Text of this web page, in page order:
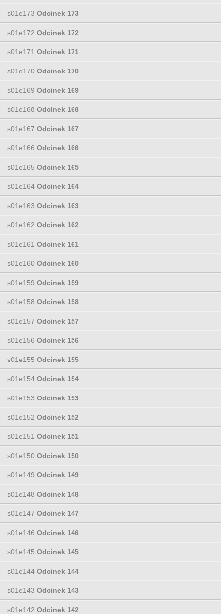
s01e173 Odcinek 173
s01e172 Odcinek 172
s01e171 Odcinek 171
s01e170 Odcinek 170
s01e169 Odcinek 169
s01e168 Odcinek 168
s01e167 Odcinek 167
s01e166 Odcinek 166
s01e165 Odcinek 165
s01e164 Odcinek 164
s01e163 Odcinek 163
s01e162 Odcinek 162
s01e161 Odcinek 161
s01e160 Odcinek 160
s01e159 Odcinek 159
s01e158 Odcinek 158
s01e157 Odcinek 157
s01e156 Odcinek 156
s01e155 Odcinek 155
s01e154 Odcinek 154
s01e153 Odcinek 153
s01e152 Odcinek 152
s01e151 Odcinek 151
s01e150 Odcinek 150
s01e149 Odcinek 149
s01e148 Odcinek 148
s01e147 Odcinek 147
s01e146 Odcinek 146
s01e145 Odcinek 145
s01e144 Odcinek 144
s01e143 Odcinek 143
s01e142 Odcinek 142